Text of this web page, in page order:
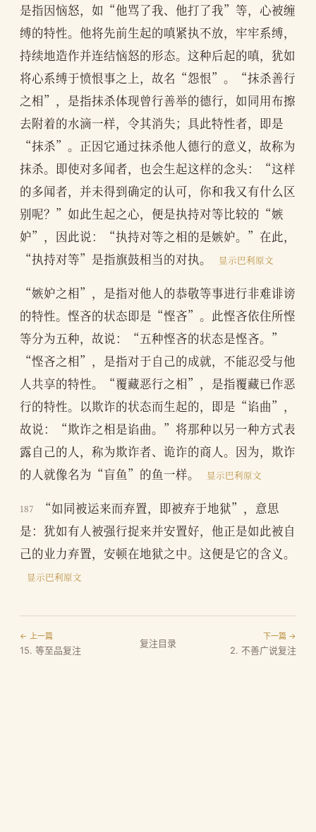
是指因恼怒，如“他骂了我、他打了我”等，心被缠
缚的特性。他将先前生起的嗔紧执不放，牢牢系缚，
持续地造作并连结恼怒的形态。这种后起的嗔，犹如
将心系缚于愤恨事之上，故名“怨恨”。“抹杀善行
之相”，是指抹杀体现曾行善举的德行，如同用布擦
去附着的水滴一样，令其消失；具此特性者，即是
“抹杀”。正因它通过抹杀他人德行的意义，故称为
抹杀。即使对多闻者，也会生起这样的念头：“这样
的多闻者，并未得到确定的认可，你和我又有什么区
别呢？”如此生起之心，便是执持对等比较的“嫉
妒”，因此说：“执持对等之相的是嫉妒。”在此，
“执持对等”是指旗鼓相当的对执。
显示巴利原文
“嫉妒之相”，是指对他人的恭敬等事进行非难诽谤
的特性。悭吝的状态即是“悭吝”。此悭吝依住所悭
等分为五种，故说：“五种悭吝的状态是悭吝。”
“悭吝之相”，是指对于自己的成就，不能忍受与他
人共享的特性。“覆藏恶行之相”，是指覆藏已作恶
行的特性。以欺诈的状态而生起的，即是“谄曲”，
故说：“欺诈之相是谄曲。”将那种以另一种方式表
露自己的人，称为欺诈者、诡诈的商人。因为，欺诈
的人就像名为“盲鱼”的鱼一样。
显示巴利原文
187
“如同被运来而弃置，即被弃于地狱”，意思
是：犹如有人被强行捉来并安置好，他正是如此被自
己的业力弃置，安顿在地狱之中。这便是它的含义。
显示巴利原文
← 上一篇
15. 等至品复注
复注目录
下一篇 →
2. 不善广说复注